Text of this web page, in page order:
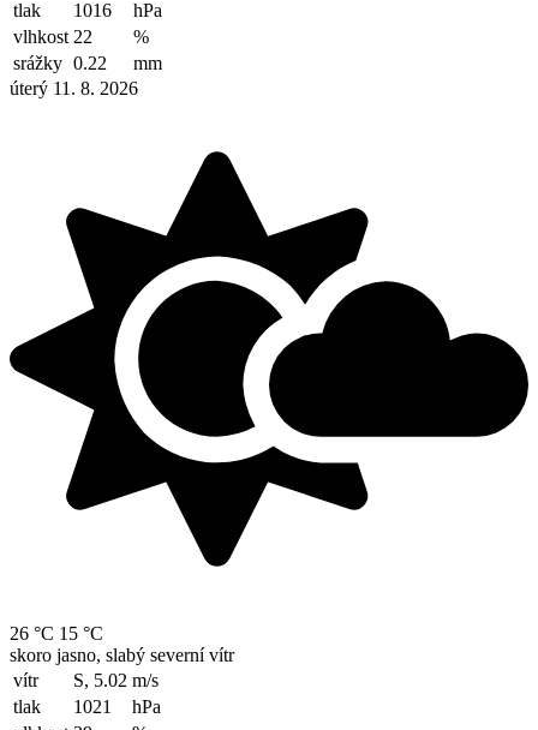
tlak
1016
hPa
vlhkost 22
%
srážky 0.22
mm
úterý 11. 8. 2026
26 °C 15 °C
skoro jasno, slabý severní vítr
vítr
S, 5.02 m/s
tlak
1021
hPa